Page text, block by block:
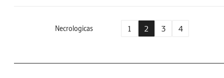
Necrologicas 1 2 3 4